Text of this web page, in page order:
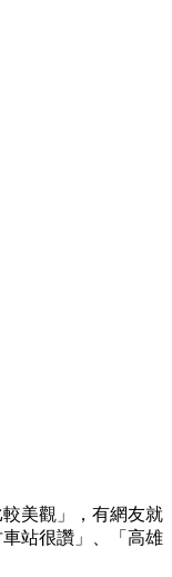
美觀」，有網友就
站很讚」、「高雄